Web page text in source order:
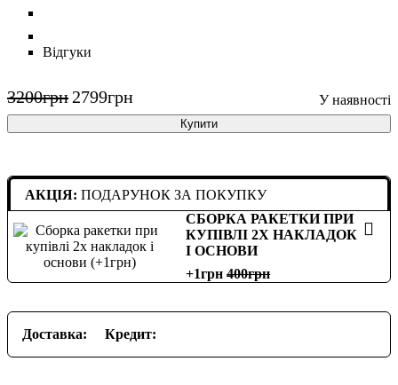
Відгуки
3200грн 2799грн
Купити
АКЦІЯ: ПОДАРУНОК ЗА ПОКУПКУ
СБОРКА РАКЕТКИ ПРИ
КУПІВЛІ 2Х НАКЛАДОК
І ОСНОВИ
+1грн 400
Доставка: Кредит: